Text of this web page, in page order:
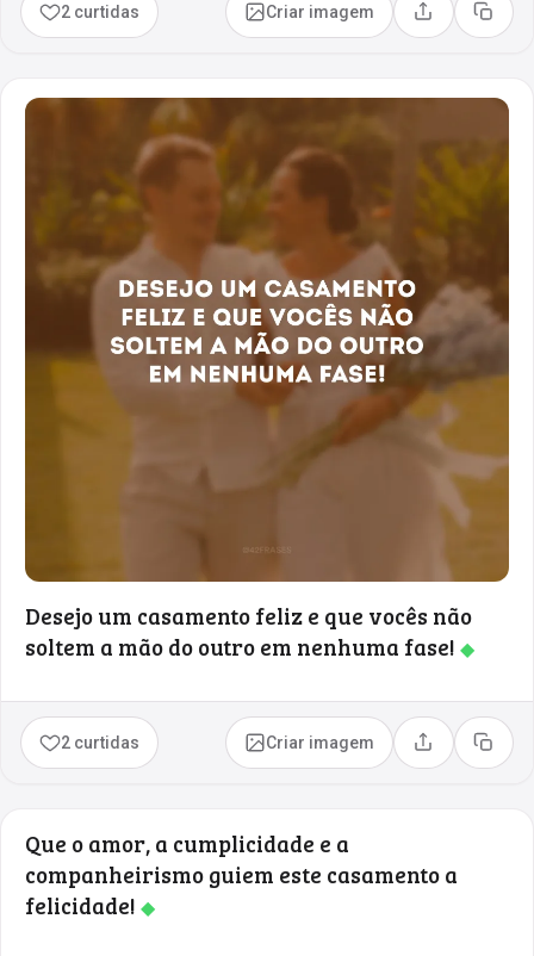
2 curtidas Criar imagem Compartilhar
Copiar
Desejo um casamento feliz e que vocês não
soltem a mão do outro em nenhuma fase! ◆
2 curtidas Criar imagem Compartilhar
Copiar
Que o amor, a cumplicidade e a
companheirismo guiem este casamento a
felicidade! ◆